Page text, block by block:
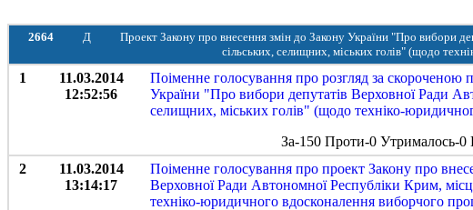
2664 Д
Проект Закону про внесення змін до Закону України "Про вибори
сільських, селищних, міських голів" (щодо
1
11.03.2014
12:52:56
Поіменне голосування про розгляд за
України "Про вибори депутатів Верховної Ради
селищних, міських голів" (щодо техніко-
За-150 Проти-0 Утрималось-0
2
11.03.2014
13:14:17
Поіменне голосування про проект Закону про
Верховної Ради Автономної Республіки Крим,
техніко-юридичного вдосконалення виборчого